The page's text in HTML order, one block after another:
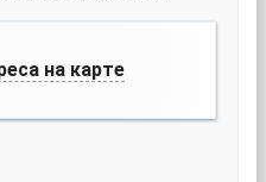
на карте